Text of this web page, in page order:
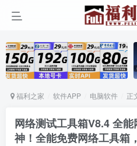
福利之家 软件APP 电脑软件 正
网络测试工具箱V8.4 全
神！全能免费网络工具箱